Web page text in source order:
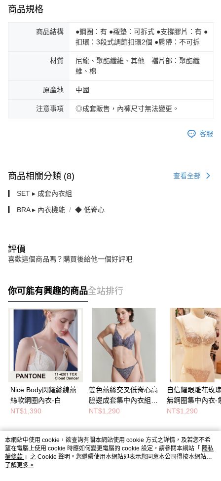
商品規格
商品結構
●鋼圈：有 ●襯墊：可拆式 ●支撐膠片：有 ●
扣環：3段式調節扣環2個 ●肩帶：不可拆
材質
尼龍、聚酯纖維、其他 襠片部：聚酯纖
維、棉
原產地 中國
注意事項 ◎成套販售，內褲尺寸無法變更。
客服
商品相關分類 (8) 查看全部
▎ SET ▸ 成套內衣組
▎ BRA ▸ 內衣機能 ◆ 低脊心
評價
喜歡這個商品嗎？購買後給他一個好評吧
你可能有興趣的商品全站排行
Nice Body閃耀絲線蕾
絲軟鋼圈內衣-白
NT$1,390
雙色蕾絲交叉低脊心高
脇邊成套集中內衣組-
深藍
NT$1,290
自信耀眼雕花玫
無鋼圈集中內衣-
白
NT$1,290
熱門標籤
本網站中使用 cookie，欲查詢有關本網站使用 cookie 方式之詳情，及若您不希
望在電腦上使用 cookie 時應如何變更電腦的 cookie 設定，請參閱本網站「 隱私
權條款 」之 Cookie 聲明。您繼續使用本網站即表示您同意本公司得按本網站使
用條款之 Cookie 聲明使用 cookie。
了解更多 >